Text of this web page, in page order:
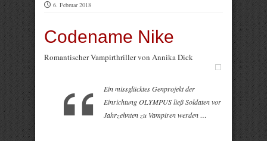
6. Februar 2018
Codename Nike
Romantischer Vampirthriller von Annika Dick
Ein missglücktes Genprojekt der
Einrichtung OLYMPUS ließ Soldaten vor
Jahrzehnten zu Vampiren werden …